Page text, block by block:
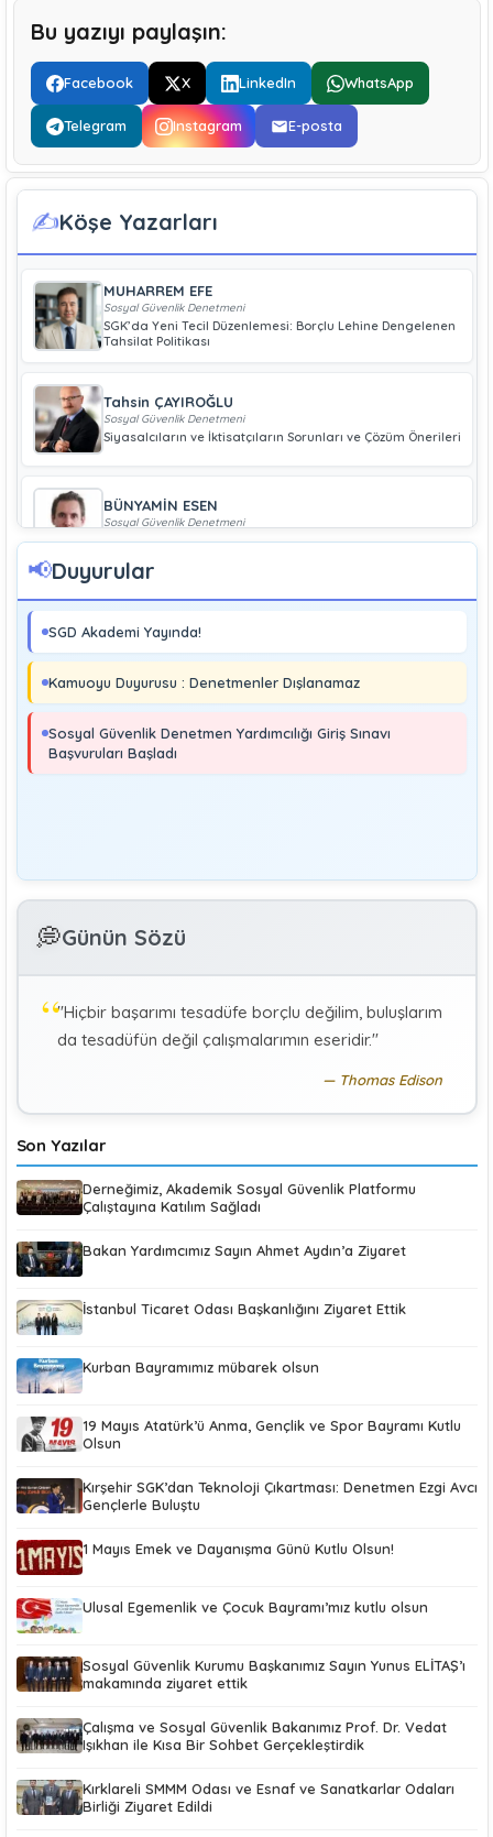
Bu yazıyı paylaşın:
Facebook X LinkedIn WhatsApp
Telegram Instagram E-posta
✍️Köşe Yazarları
MUHARREM EFE
Sosyal Güvenlik Denetmeni
SGK’da Yeni Tecil Düzenlemesi: Borçlu Lehine Dengelenen
Tahsilat Politikası
Tahsin ÇAYIROĞLU
Sosyal Güvenlik Denetmeni
Siyasalcıların ve İktisatçıların Sorunları ve Çözüm Önerileri
BÜNYAMİN ESEN
Sosyal Güvenlik Denetmeni
Geliri Düşük Olan Çiftçiye Bağ-Kur Borcu Çıkmaz
Boray UĞRAŞ
Soma ve Ermenek’te Meydana Gelen Kazalar Büyük
Endüstriyel Kaza Sayılmakta Mıdır?
Sosyal Güvenlik Denetmeni
Kayıt Dışı İstihdamla Mücadeleye Farklı Bir Yaklaşım
G
Özel Sağlık Hizmeti Sunucularında Görev Yapan
K KÜBRA KOÇ
Uluslararası Sosyal Politika Bağlamında İkili Sosyal
📢Duyurular
SGD Akademi Yayında!
Kamuoyu Duyurusu : Denetmenler Dışlanamaz
Sosyal Güvenlik Denetmen Yardımcılığı Giriş Sınavı
Başvuruları Başladı
💭Günün Sözü
"Hiçbir başarımı tesadüfe borçlu değilim, buluşlarım
da tesadüfün değil çalışmalarımın eseridir."
Thomas Edison
Son Yazılar
Derneğimiz, Akademik Sosyal Güvenlik Platformu
Çalıştayına Katılım Sağladı
Bakan Yardımcımız Sayın Ahmet Aydın’a Ziyaret
İstanbul Ticaret Odası Başkanlığını Ziyaret Ettik
Kurban Bayramımız mübarek olsun
19 Mayıs Atatürk’ü Anma, Gençlik ve Spor Bayramı Kutlu
Olsun
Kırşehir SGK’dan Teknoloji Çıkartması: Denetmen Ezgi Avcı
Gençlerle Buluştu
1 Mayıs Emek ve Dayanışma Günü Kutlu Olsun!
Ulusal Egemenlik ve Çocuk Bayramı’mız kutlu olsun
Sosyal Güvenlik Kurumu Başkanımız Sayın Yunus ELİTAŞ’ı
makamında ziyaret ettik
Çalışma ve Sosyal Güvenlik Bakanımız Prof. Dr. Vedat
Işıkhan ile Kısa Bir Sohbet Gerçekleştirdik
Kırklareli SMMM Odası ve Esnaf ve Sanatkarlar Odaları
Birliği Ziyaret Edildi